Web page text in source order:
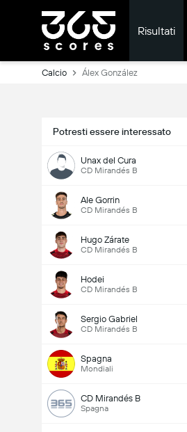
Risultati
Calcio Álex González
Potresti essere interessato
Unax del Cura
CD Mirandés B
Ale Gorrin
CD Mirandés B
Hugo Zárate
CD Mirandés B
Hodei
CD Mirandés B
Sergio Gabriel
CD Mirandés B
Spagna
Mondiali
CD Mirandés B
Spagna